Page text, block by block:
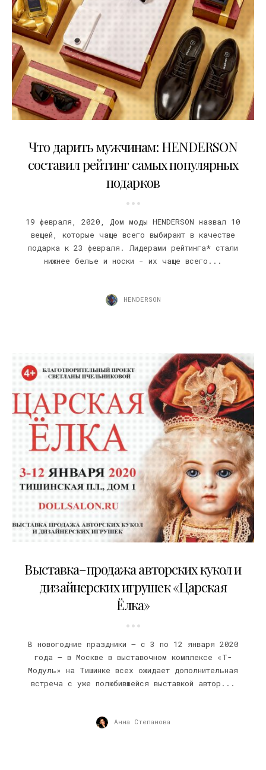
Что дарить мужчинам: HENDERSON
составил рейтинг самых популярных
подарков
19 февраля, 2020, Дом моды HENDERSON назвал 10
вещей, которые чаще всего выбирают в качестве
подарка к 23 февраля. Лидерами рейтинга* стали
нижнее белье и носки - их чаще всего...
HENDERSON
Выставка–продажа авторских кукол и
дизайнерских игрушек «Царская
Ёлка»
В новогодние праздники — с 3 по 12 января 2020
года — в Москве в выставочном комплексе «Т-
Модуль» на Тишинке всех ожидает дополнительная
встреча с уже полюбившейся выставкой автор...
Анна Степанова